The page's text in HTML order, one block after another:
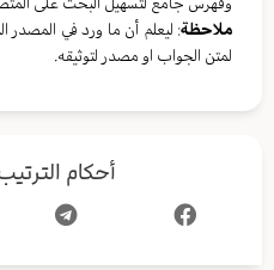
ملاحظة: ليعلم أن ما ورد في المصدر
لمتن الجواب او مصدر لتوثيقه.
أحكام